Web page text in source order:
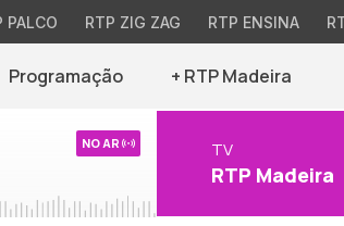
PALCO RTP ZIG ZAG RTP ENSINA
Programação + RTP Madeira
NO AR TV
RTP Madeira